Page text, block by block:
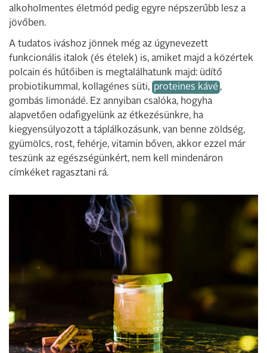
alkoholmentes életmód pedig egyre népszerűbb lesz a
jövőben.
A tudatos iváshoz jönnek még az úgynevezett
funkcionális italok (és ételek) is, amiket majd a közértek
polcain és hűtőiben is megtalálhatunk majd: üdítő
probiotikummal, kollagénes süti, proteines kávé ,
gombás limonádé. Ez annyiban csalóka, hogyha
alapvetően odafigyelünk az étkezésünkre, ha
kiegyensúlyozott a táplálkozásunk, van benne zöldség,
gyümölcs, rost, fehérje, vitamin bőven, akkor ezzel már
teszünk az egészségünkért, nem kell mindenáron
címkéket ragasztani rá.